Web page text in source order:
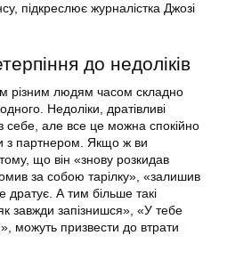
підкреслює журналістка Джозі
до недоліків
різним людям часом складно
Недоліки, дратівливі
себе, але все це можна спокійно
з партнером. Якщо ж ви
що він «знову розкидав
за собою тарілку», «залишив
дратує. А тим більше такі
завжди запізнишся», «У тебе
можуть призвести до втрати